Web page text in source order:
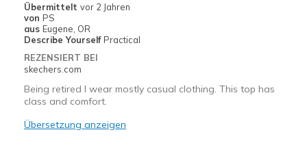
Sizing
Übermittelt vor 2 Jahren
von PS
aus Eugene, OR
Describe Yourself Practical
REZENSIERT BEI
skechers.com
Being retired I wear mostly casual clothing. This top has
class and comfort.
Übersetzung anzeigen